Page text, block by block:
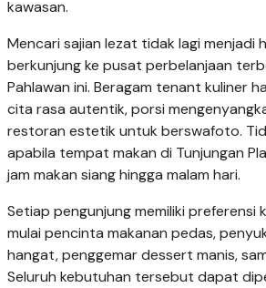
kawasan.
Mencari sajian lezat tidak lagi menjadi
berkunjung ke pusat perbelanjaan
Pahlawan ini. Beragam tenant kuliner
cita rasa autentik, porsi
restoran estetik untuk berswafoto.
apabila tempat makan di Tunjungan
jam makan siang hingga malam hari.
Setiap pengunjung memiliki preferensi
mulai pencinta makanan pedas,
hangat, penggemar dessert manis,
Seluruh kebutuhan tersebut dapat